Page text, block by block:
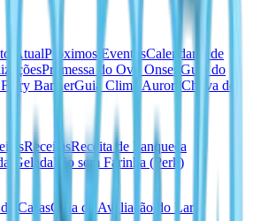
AtualProximos EventosCalendario de
Promessa do Ovo Onsen Guia do
BannerGuia Clima Aurora Chuva de
ReceitasReceita de Panqueca
GeladaPão sem Farinha (Perk)
de CasasGuia de Avaliação do Lar